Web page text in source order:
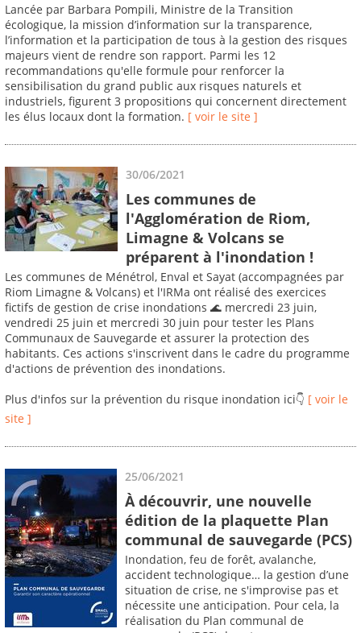
Lancée par Barbara Pompili, Ministre de la Transition
écologique, la mission d’information sur la transparence,
l’information et la participation de tous à la gestion des risques
majeurs vient de rendre son rapport. Parmi les 12
recommandations qu'elle formule pour renforcer la
sensibilisation du grand public aux risques naturels et
industriels, figurent 3 propositions qui concernent directement
les élus locaux dont la formation. [ voir le site ]
30/06/2021
Les communes de
l'Agglomération de Riom,
Limagne & Volcans se
préparent à l'inondation !
Les communes de Ménétrol, Enval et Sayat (accompagnées par
Riom Limagne & Volcans) et l'IRMa ont réalisé des exercices
fictifs de gestion de crise inondations 🌊 mercredi 23 juin,
vendredi 25 juin et mercredi 30 juin pour tester les Plans
Communaux de Sauvegarde et assurer la protection des
habitants. Ces actions s'inscrivent dans le cadre du programme
d'actions de prévention des inondations.
Plus d'infos sur la prévention du risque inondation ici👇 [ voir le
site ]
25/06/2021
À découvrir, une nouvelle
édition de la plaquette Plan
communal de sauvegarde (PCS)
Inondation, feu de forêt, avalanche,
accident technologique… la gestion d’une
situation de crise, ne s'improvise pas et
nécessite une anticipation. Pour cela, la
réalisation du Plan communal de